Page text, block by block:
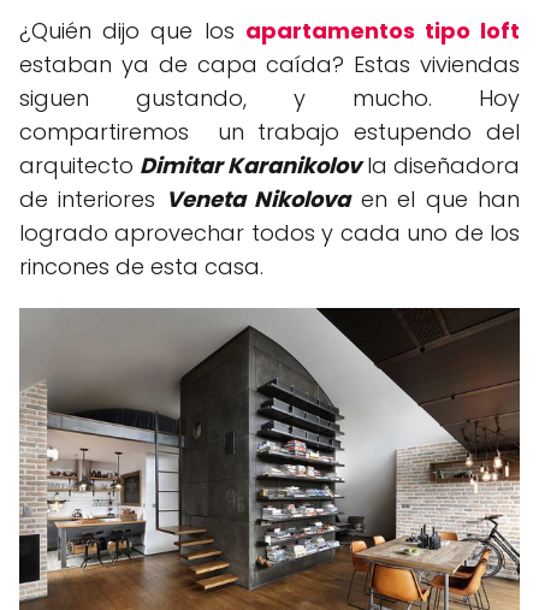
¿Quién dijo que los apartamentos tipo loft
estaban ya de capa caída? Estas viviendas
siguen gustando, y mucho. Hoy
compartiremos un trabajo estupendo del
arquitecto Dimitar Karanikolovla diseñadora
de interiores Veneta Nikolovaen el que han
logrado aprovechar todos y cada uno de los
rincones de esta casa.